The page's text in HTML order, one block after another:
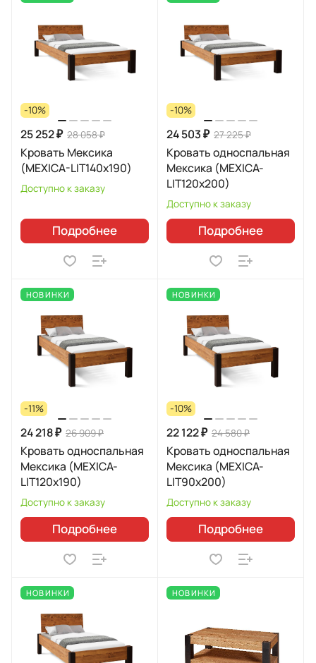
-10%
25 252 ₽ 28 058 ₽
Кровать Мексика
(MEXICA-LIT140х190)
Доступно к заказу
Подробнее
-10%
24 503 ₽ 27 225 ₽
Кровать односпальная
Мексика (MEXICA-
LIT120х200)
Доступно к заказу
Подробнее
НОВИНКИ
-11%
24 218 ₽ 26 909 ₽
Кровать односпальная
Мексика (MEXICA-
LIT120х190)
Доступно к заказу
Подробнее
НОВИНКИ
-10%
22 122 ₽ 24 580 ₽
Кровать односпальная
Мексика (MEXICA-
LIT90х200)
Доступно к заказу
Подробнее
НОВИНКИ НОВИНКИ